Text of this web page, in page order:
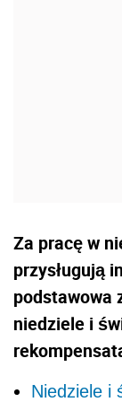
Za pracę w
przysługują
podstawowa
niedziele i
Niedziele i